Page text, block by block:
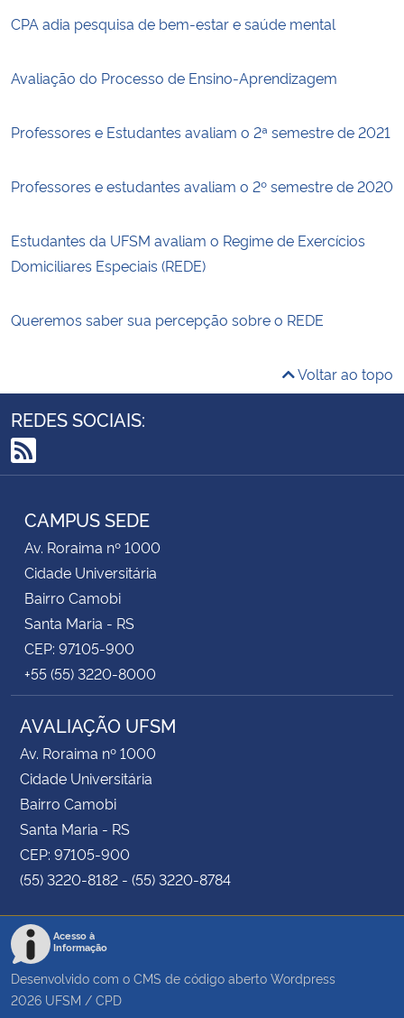
CPA adia pesquisa de bem-estar e saúde mental
Avaliação do Processo de Ensino-Aprendizagem
Professores e Estudantes avaliam o 2ª semestre de 2021
Professores e estudantes avaliam o 2º semestre de 2020
Estudantes da UFSM avaliam o Regime de Exercícios
Domiciliares Especiais (REDE)
Queremos saber sua percepção sobre o REDE
Voltar ao topo
REDES SOCIAIS:
RSS
CAMPUS SEDE
Av. Roraima nº 1000
Cidade Universitária
Bairro Camobi
Santa Maria - RS
CEP: 97105-900
+55 (55) 3220-8000
AVALIAÇÃO UFSM
Av. Roraima nº 1000
Cidade Universitária
Bairro Camobi
Santa Maria - RS
CEP: 97105-900
(55) 3220-8182 - (55) 3220-8784
Acesso à
Informação
Desenvolvido com o CMS de código aberto Wordpress
2026 UFSM / CPD